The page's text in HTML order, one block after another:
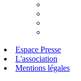
Espace Presse
L'association
Mentions légales